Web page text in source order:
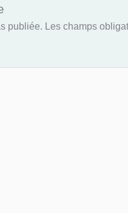
publiée. Les champs